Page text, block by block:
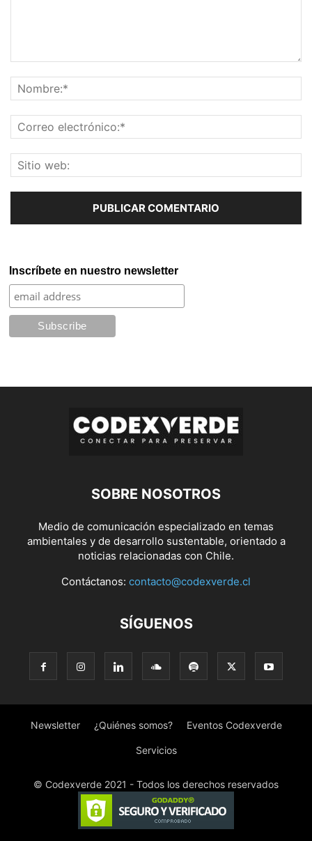
Inscríbete en nuestro newsletter
SOBRE NOSOTROS
Medio de comunicación especializado en temas
ambientales y de desarrollo sustentable, orientado a
noticias relacionadas con Chile.
Contáctanos: contacto@codexverde.cl
SÍGUENOS
Newsletter ¿Quiénes somos? Eventos Codexverde
Servicios
© Codexverde 2021 - Todos los derechos reservados